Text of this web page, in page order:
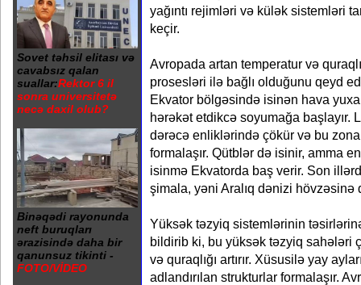
Sovet təhsil elitası və
cavabsız qalan
suallar:Rektor 6 il
sonra universitetə
necə daxil olub?
Binəqədi rayonunda
neft buruqları
ərazisində daha bir
qanunsuz tikinti -
FOTO/VİDEO
yağıntı rejimləri və külək sistemləri
keçir.
Avropada artan temperatur və
prosesləri ilə bağlı olduğunu qeyd
Ekvator bölgəsində isinən hava
hərəkət etdikcə soyumağa başlayır.
dərəcə enliklərində çökür və bu
formalaşır. Qütblər də isinir, amma
isinmə Ekvatorda baş verir. Son
şimala, yəni Aralıq dənizi hövzəsinə
Yüksək təzyiq sistemlərinin
bildirib ki, bu yüksək təzyiq sahələri
və quraqlığı artırır. Xüsusilə yay
adlandırılan strukturlar formalaşır.